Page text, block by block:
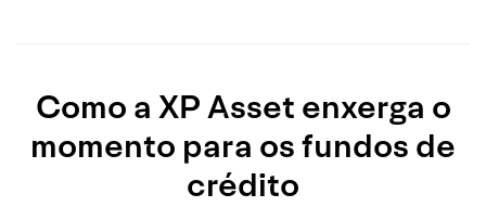
Como a XP Asset enxerga o
momento para os fundos de
crédito